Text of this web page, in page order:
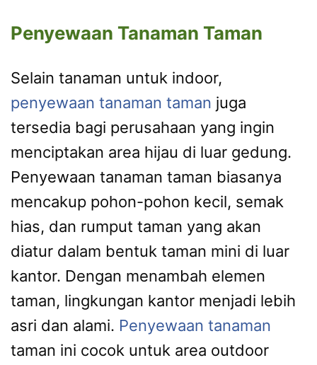
Penyewaan Tanaman Taman
Selain tanaman untuk indoor,
penyewaan tanaman taman juga
tersedia bagi perusahaan yang ingin
menciptakan area hijau di luar gedung.
Penyewaan tanaman taman biasanya
mencakup pohon-pohon kecil, semak
hias, dan rumput taman yang akan
diatur dalam bentuk taman mini di luar
kantor. Dengan menambah elemen
taman, lingkungan kantor menjadi lebih
asri dan alami. Penyewaan tanaman
taman ini cocok untuk area outdoor